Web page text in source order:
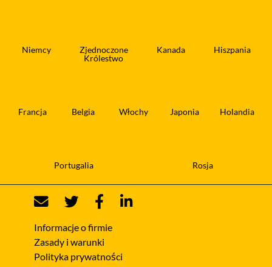
Niemcy
Zjednoczone
Królestwo
Kanada Hiszpania
Francja Belgia Włochy Japonia Holandia
Portugalia Rosja
Informacje o firmie
Zasady i warunki
Polityka prywatności